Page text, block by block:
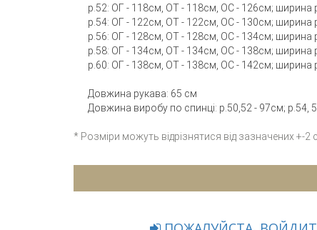
р.52: ОГ - 118см, ОТ - 118см, ОС - 126см;
р.54: ОГ - 122см, ОТ - 122см, ОС - 130см;
р.56: ОГ - 128см, ОТ - 128см, ОС - 134см;
р.58: ОГ - 134см, ОТ - 134см, ОС - 138см;
р.60: ОГ - 138см, ОТ - 138см, ОС - 142см;
Довжина рукава: 65 см
Довжина виробу по спинці: р.50,52 - 97см; р.54,
* Розміри можуть відрізнятися від зазначених +-